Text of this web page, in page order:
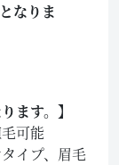
なりま
ます。】
可能
イプ、眉毛